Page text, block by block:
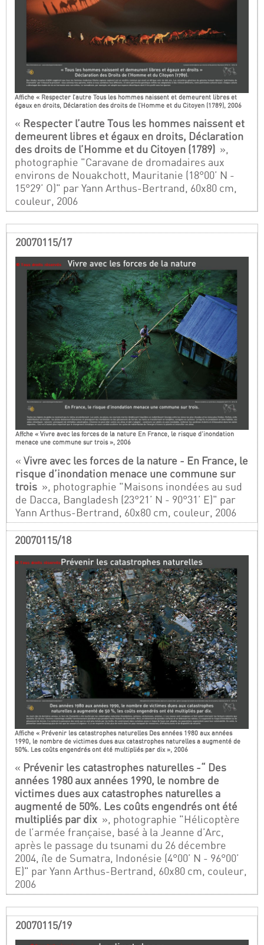
Affiche « Respecter l’autre Tous les hommes naissent et demeurent libres et
égaux en droits, Déclaration des droits de l’Homme et du Citoyen (1789), 2006
« Respecter l’autre Tous les hommes naissent et
demeurent libres et égaux en droits, Déclaration
des droits de l’Homme et du Citoyen (1789) »,
photographie "Caravane de dromadaires aux
environs de Nouakchott, Mauritanie (18°00’ N -
15°29’ O)" par Yann Arthus-Bertrand, 60x80 cm,
couleur, 2006
20070115/17
Affche « Vivre avec les forces de la nature En France, le risque d’inondation
menace une commune sur trois », 2006
«Vivre avec les forces de la nature - En France, le
risque d’inondation menace une commune sur
trois », photographie "Maisons inondées au sud
de Dacca, Bangladesh (23°21’ N - 90°31’ E)" par
Yann Arthus-Bertrand, 60x80 cm, couleur, 2006
20070115/18
Affiche « Prévenir les catastrophes naturelles Des années 1980 aux années
1990, le nombre de victimes dues aux catastrophes naturelles a augmenté de
50%. Les coûts engendrés ont été multipliés par dix », 2006
« Prévenir les catastrophes naturelles -“ Des
années 1980 aux années 1990, le nombre de
victimes dues aux catastrophes naturelles a
augmenté de 50%. Les coûts engendrés ont été
multipliés par dix », photographie "Hélicoptère
de l’armée française, basé à la Jeanne d’Arc,
après le passage du tsunami du 26 décembre
2004, île de Sumatra, Indonésie (4°00’ N - 96°00’
E)" par Yann Arthus-Bertrand, 60x80 cm, couleur,
2006
20070115/19